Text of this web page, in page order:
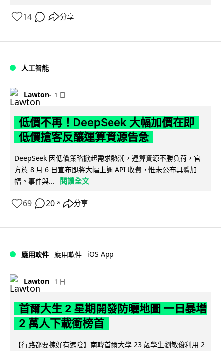
14 分享
人工智能
Lawton 1 日
低價不再！DeepSeek 大幅加價在即
低價搶客反釀運算資源告急
DeepSeek 因低價策略掀起需求熱潮，運算資源不勝負荷，官
方於 8 月 6 日宣布即將大幅上調 API 收費，惟未公布具體加
幅。事件與...
閱讀全文
69 20 ↗ 分享
應用軟件 應用軟件 iOS App
Lawton 1 日
首爾大生 2 星期開發防曬地圖 一日暴增
2 萬人下載衝榜首
【行路都要揀好有遮陰】南韓首爾大學 23 歲學生劉敏俊利用 2